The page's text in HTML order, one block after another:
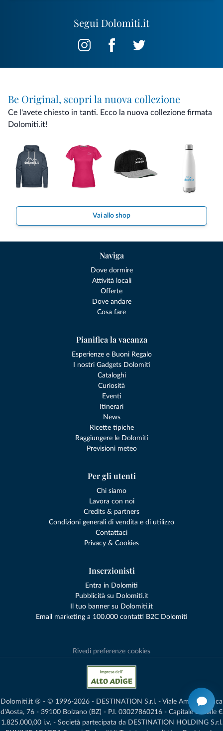
Segui Dolomiti.it
Be Original, scopri la nuova collezione
Ce l'avete chiesto in tanti. Ecco la nuova collezione firmata
Dolomiti.it!
Vai allo shop
Naviga
Dove dormire
Attività locali
Offerte
Dove andare
Cosa fare
Pianifica la vacanza
Esperienze e Buoni Regalo
I nostri Gadgets Dolomiti
Cataloghi
Curiosità
Eventi
Itinerari
News
Ricette tipiche
Raggiungere le Dolomiti
Previsioni meteo
Per gli utenti
Chi siamo
Lavora con noi
Credits & partners
Condizioni generali di vendita e di utilizzo
Contattaci
Privacy & Cookies
Inserzionisti
Entra in Dolomiti
Pubblicità su Dolomiti.it
Il tuo banner su Dolomiti.it
Email marketing a 100.000 contatti B2C Dolomiti
Rivedi preferenze cookies
Dolomiti.it ® - © 1996-2026 - DESTINATION S.r.l. - Viale Amedeo Duca
d'Aosta, 76 - 39100 Bolzano (BZ) - P.I. 03027860216 - Capitale Sociale €
1.825.000,00 i.v. - Società partecipata da DESTINATION HOLDING S.r.l.